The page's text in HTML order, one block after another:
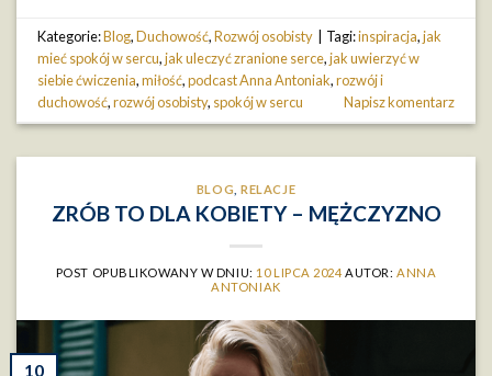
Kategorie:Blog,Duchowość,Rozwój osobisty Tagi:inspiracja,jak
mieć spokój w sercu,jak uleczyć zranione serce,jak uwierzyć w
siebie ćwiczenia,miłość,podcast Anna Antoniak,rozwój i
duchowość,rozwój osobisty, spokój w sercu Napisz komentarz
BLOG ,RELACJE
ZRÓB TO DLA KOBIETY – MĘŻCZYZNO
POST OPUBLIKOWANY W DNIU: 10 LIPCA 2024 AUTOR:ANNA
ANTONIAK
10